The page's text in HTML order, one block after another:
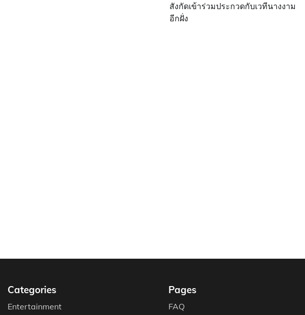
สังกัดเข้าร่วมประกวดกับเวทีนางงาม
อีกฝั่ง
Categories
Entertainment
Pages
FAQ